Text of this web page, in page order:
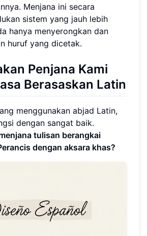
Menjana ini secara
sistem yang jauh lebih
hanya menyerongkan dan
huruf yang dicetak.
Penjana Kami
Berasaskan Latin
menggunakan abjad Latin,
dengan sangat baik.
tulisan berangkai
dengan aksara khas?